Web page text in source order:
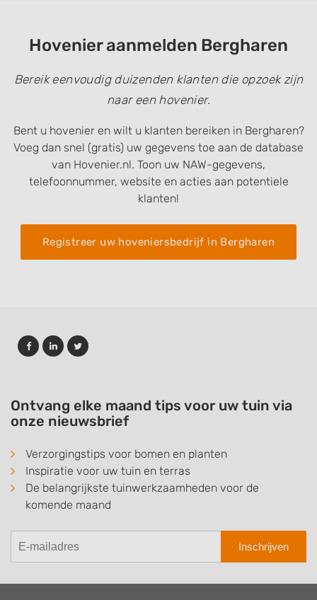
Hovenier aanmelden Bergharen
Bereik eenvoudig duizenden klanten die opzoek zijn
naar een hovenier.
Bent u hovenier en wilt u klanten bereiken in Bergharen?
Voeg dan snel (gratis) uw gegevens toe aan de database
van Hovenier.nl. Toon uw NAW-gegevens,
telefoonnummer, website en acties aan potentiele
klanten!
Registreer uw hoveniersbedrijf in Bergharen
Ontvang elke maand tips voor uw tuin via
onze nieuwsbrief
Verzorgingstips voor bomen en planten
Inspiratie voor uw tuin en terras
De belangrijkste tuinwerkzaamheden voor de
komende maand
Inschrijven